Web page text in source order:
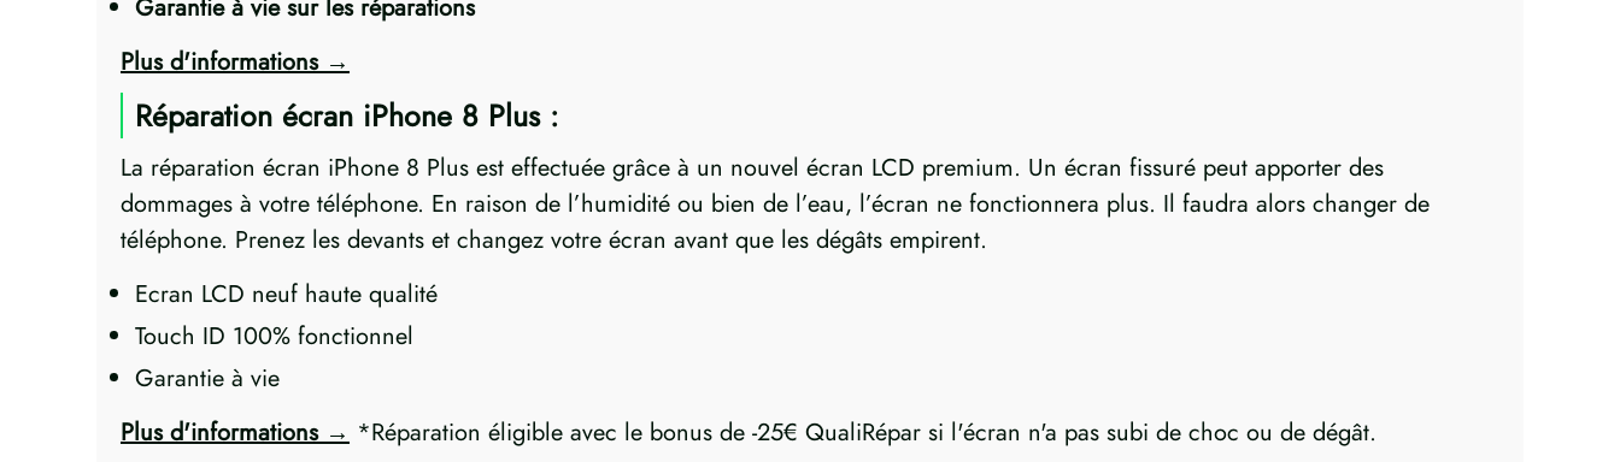
Garantie à vie sur les réparations
Plus d'informations
Réparation écran iPhone 8 Plus :
La réparation écran iPhone 8 Plus est effectuée grâce à un nouvel écran LCD premium. Un écran fissuré peut apporter des
dommages à votre téléphone. En raison de l’humidité ou bien de l’eau, l’écran ne fonctionnera plus. Il faudra alors changer de
téléphone. Prenez les devants et changez votre écran avant que les dégâts empirent.
Ecran LCD neuf haute qualité
Touch ID 100% fonctionnel
Garantie à vie
Plus d'informations
*Réparation éligible avec le bonus de -25€ QualiRépar si l'écran n'a pas subi de choc ou de dégât.